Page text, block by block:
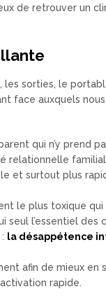
de retrouver un
les sorties, le
face auxquels
qui n’y prend
relationnelle
et surtout plus
le plus toxique
seul l’essentiel
la désappétence
afin de mieux en
rapide.